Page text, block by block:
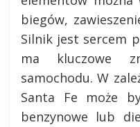
biegów,
Silnik jest sercem
ma kluczowe
samochodu. W
Santa Fe może
benzynowe lub